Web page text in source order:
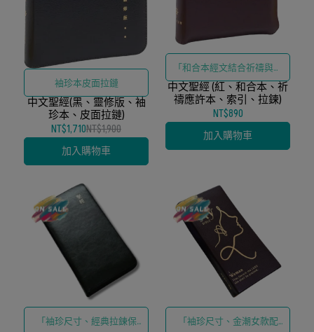
袖珍本皮面拉鏈
中文聖經(黑、靈修版、袖
珍本、皮面拉鏈)
NT$1,710NT$1,900
加入購物車
「和合本經文結合祈禱與應
許主題索引、拉鍊保護設計
與紅色精緻外觀」
中文聖經 (紅、和合本、祈
禱應許本、索引、拉鍊)
NT$890
加入購物車
「袖珍尺寸、經典拉鍊保
「袖珍尺寸、金潮女款配